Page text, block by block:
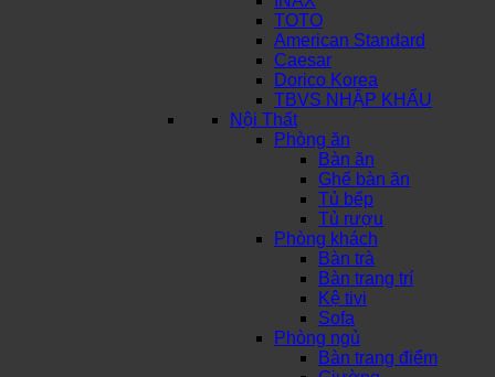
TOTO
American Standard
Caesar
Dorico Korea
TBVS NHẬP KHẨU
Nội Thất
Phòng ăn
Bàn ăn
Ghế bàn ăn
Tủ bếp
Tủ rượu
Phòng khách
Bàn trà
Bàn trang trí
Kệ tivi
Sofa
Phòng ngủ
Bàn trang điểm